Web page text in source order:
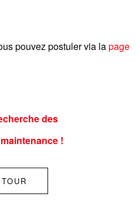
pouvez postuler via lapage
des
!